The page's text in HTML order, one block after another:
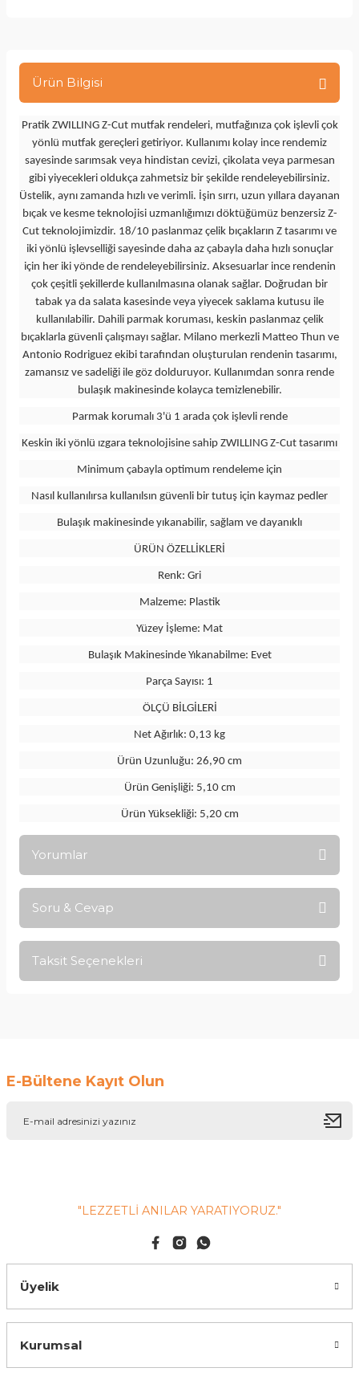
Ürün Bilgisi
Pratik ZWILLING Z-Cut mutfak rendeleri, mutfağınıza çok işlevli çok
yönlü mutfak gereçleri getiriyor. Kullanımı kolay ince rendemiz
sayesinde sarımsak veya hindistan cevizi, çikolata veya parmesan
gibi yiyecekleri oldukça zahmetsiz bir şekilde rendeleyebilirsiniz.
Üstelik, aynı zamanda hızlı ve verimli. İşin sırrı, uzun yıllara dayanan
bıçak ve kesme teknolojisi uzmanlığımızı döktüğümüz benzersiz Z-
Cut teknolojimizdir. 18/10 paslanmaz çelik bıçakların Z tasarımı ve
iki yönlü işlevselliği sayesinde daha az çabayla daha hızlı sonuçlar
için her iki yönde de rendeleyebilirsiniz. Aksesuarlar ince rendenin
çok çeşitli şekillerde kullanılmasına olanak sağlar. Doğrudan bir
tabak ya da salata kasesinde veya yiyecek saklama kutusu ile
kullanılabilir. Dahili parmak koruması, keskin paslanmaz çelik
bıçaklarla güvenli çalışmayı sağlar. Milano merkezli Matteo Thun ve
Antonio Rodriguez ekibi tarafından oluşturulan rendenin tasarımı,
zamansız ve sadeliği ile göz dolduruyor. Kullanımdan sonra rende
bulaşık makinesinde kolayca temizlenebilir.
Parmak korumalı 3'ü 1 arada çok işlevli rende
Keskin iki yönlü ızgara teknolojisine sahip ZWILLING Z-Cut tasarımı
Minimum çabayla optimum rendeleme için
Nasıl kullanılırsa kullanılsın güvenli bir tutuş için kaymaz pedler
Bulaşık makinesinde yıkanabilir, sağlam ve dayanıklı
ÜRÜN ÖZELLİKLERİ
Renk: Gri
Malzeme: Plastik
Yüzey İşleme: Mat
Bulaşık Makinesinde Yıkanabilme: Evet
Parça Sayısı: 1
ÖLÇÜ BİLGİLERİ
Net Ağırlık: 0,13 kg
Ürün Uzunluğu: 26,90 cm
Ürün Genişliği: 5,10 cm
Ürün Yüksekliği: 5,20 cm
Yorumlar
Soru & Cevap
Taksit Seçenekleri
E-Bültene Kayıt Olun
"LEZZETLİ ANILAR YARATIYORUZ."
Üyelik
Kurumsal